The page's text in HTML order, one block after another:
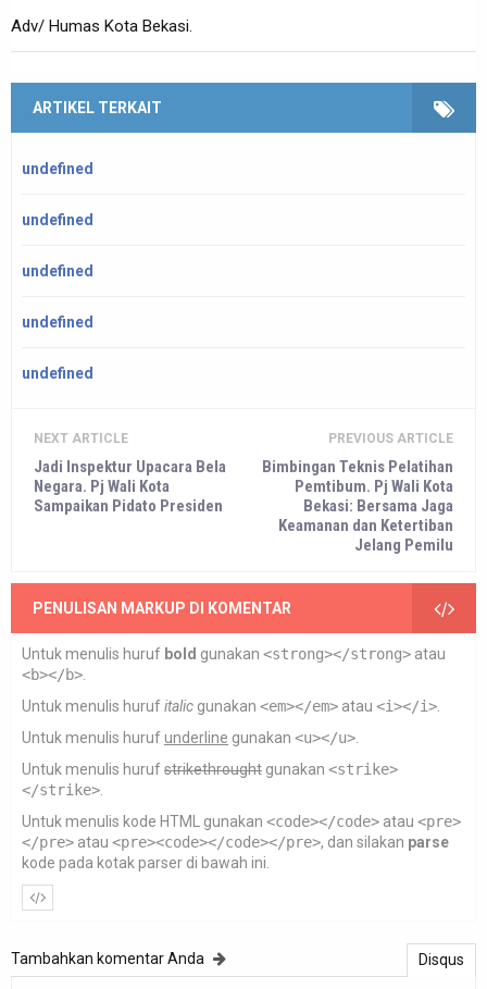
Adv/ Humas Kota Bekasi.
ARTIKEL TERKAIT
undefined
undefined
undefined
undefined
undefined
NEXT ARTICLE
Jadi Inspektur Upacara Bela
Negara. Pj Wali Kota
Sampaikan Pidato Presiden
PREVIOUS ARTICLE
Bimbingan Teknis Pelatihan
Pemtibum. Pj Wali Kota
Bekasi: Bersama Jaga
Keamanan dan Ketertiban
Jelang Pemilu
PENULISAN MARKUP DI KOMENTAR
Untuk menulis huruf bold gunakan <strong></strong> atau
<b></b>.
Untuk menulis hurufitalic gunakan <em></em> atau <i></i>.
Untuk menulis hurufunderline gunakan <u></u>.
Untuk menulis hurufstrikethrought gunakan <strike>
</strike>.
Untuk menulis kode HTML gunakan <code></code> atau <pre>
</pre> atau <pre><code></code></pre>, dan silakan parse
kode pada kotak parser di bawah ini.
Disqus
Tambahkan komentar Anda